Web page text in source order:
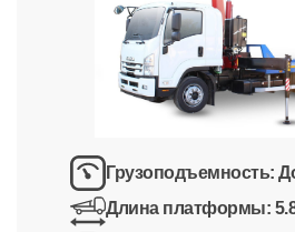
Грузоподъемность:
Длина платформы: